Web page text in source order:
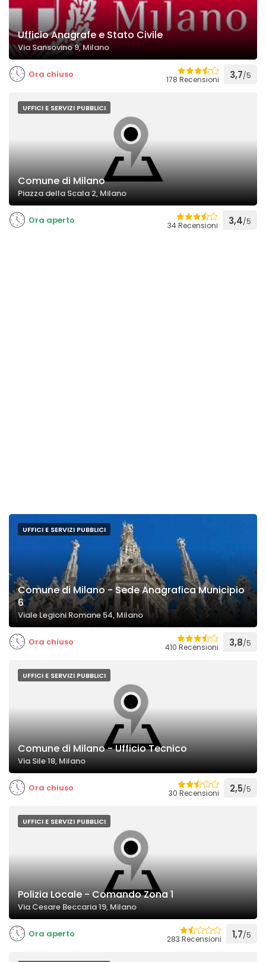
Ufficio Anagrafe e Stato Civile
Via Sansovino 9, Milano
Ora chiuso 178 Recensioni 3,7/5
UFFICI E SERVIZI PUBBLICI
Comune di Milano
Piazza della Scala 2, Milano
Ora aperto 34 Recensioni 3,4/5
UFFICI E SERVIZI PUBBLICI
Comune di Milano - Sede Anagrafica Municipio
6
Viale Legioni Romane 54, Milano
Ora chiuso 410 Recensioni 3,8/5
UFFICI E SERVIZI PUBBLICI
Comune di Milano - Ufficio Tecnico
Via Sile 18, Milano
Ora chiuso 30 Recensioni 2,5/5
UFFICI E SERVIZI PUBBLICI
Polizia Locale - Comando Zona 1
Via Cesare Beccaria 19, Milano
Ora aperto 283 Recensioni 1,7/5